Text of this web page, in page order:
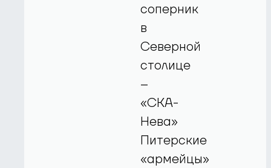
соперник
в
Северной
столице
–
«СКА-
Нева»
Питерские
«армейцы»